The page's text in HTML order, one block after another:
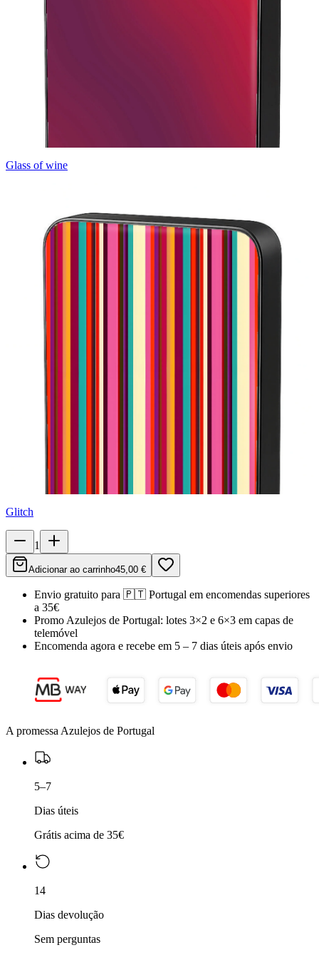
Glass of wine
Glitch
1
Adicionar ao carrinho45,00 €
Envio gratuito para 🇵🇹 Portugal em encomendas superiores
a 35€
Promo Azulejos de Portugal: lotes 3×2 e 6×3 em capas de
telemóvel
Encomenda agora e recebe em 5 – 7 dias úteis após envio
A promessa Azulejos de Portugal
5–7
Dias úteis
Grátis acima de 35€
14
Dias devolução
Sem perguntas